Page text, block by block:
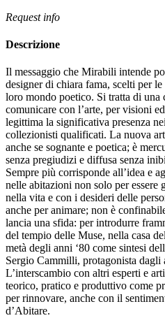
Request info
Descrizione
Il messaggio che Mirabili intende
designer di chiara fama, scelti per
loro mondo poetico.‎ Si tratta di una
comunicare con l’arte, per visioni
legittima la significativa presenza
collezionisti qualificati.‎ La nuova
anche se sognante e poetica; è
senza pregiudizi e diffusa senza
Sempre più corrisponde all’idea e
nelle abitazioni non solo per essere
nella vita e con i desideri delle
anche per animare; non è
lancia una sfida: per introdurre
del tempio delle Muse, nella casa
metà degli anni ‘80 come sintesi
Sergio Cammilli, protagonista dagli
L’interscambio con altri esperti e
teorico, pratico e produttivo come
per rinnovare, anche con il
d’Abitare.‎